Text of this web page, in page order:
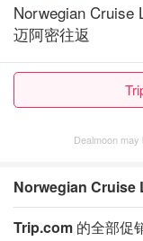
Norwegian Cruise
迈阿密往返
Dealmoon
Norwegian Cruise
Trip.com 的全部促